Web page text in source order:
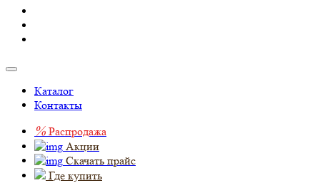
Каталог
Контакты
% Распродажа
Акции
Скачать прайс
Где купить